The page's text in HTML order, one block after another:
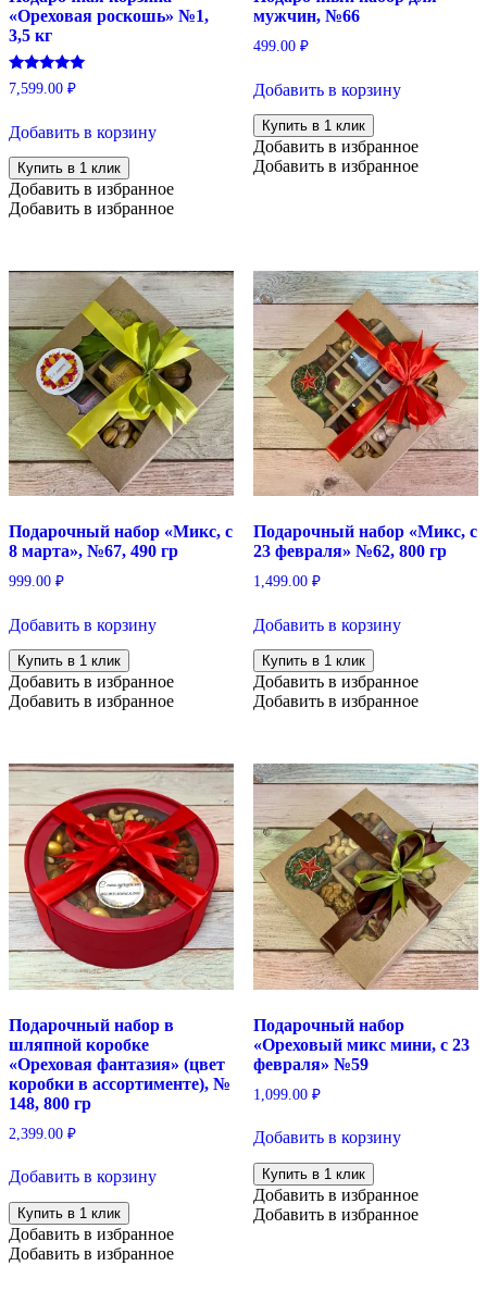
«Ореховая роскошь» №1,
3,5 кг
Оценка
5.00
7,599.00 ₽
Добавить в корзину
Купить в 1 клик
Добавить в избранное
Добавить в избранное
мужчин, №66
499.00 ₽
Добавить в корзину
Купить в 1 клик
Добавить в избранное
Добавить в избранное
Подарочный набор «Микс, с
8 марта», №67, 490 гр
999.00 ₽
Добавить в корзину
Купить в 1 клик
Добавить в избранное
Добавить в избранное
Подарочный набор «Микс, с
23 февраля» №62, 800 гр
1,499.00 ₽
Добавить в корзину
Купить в 1 клик
Добавить в избранное
Добавить в избранное
Подарочный набор в
шляпной коробке
«Ореховая фантазия» (цвет
коробки в ассортименте), №
148, 800 гр
2,399.00 ₽
Добавить в корзину
Купить в 1 клик
Добавить в избранное
Добавить в избранное
Подарочный набор
«Ореховый микс мини, с 23
февраля» №59
1,099.00 ₽
Добавить в корзину
Купить в 1 клик
Добавить в избранное
Добавить в избранное